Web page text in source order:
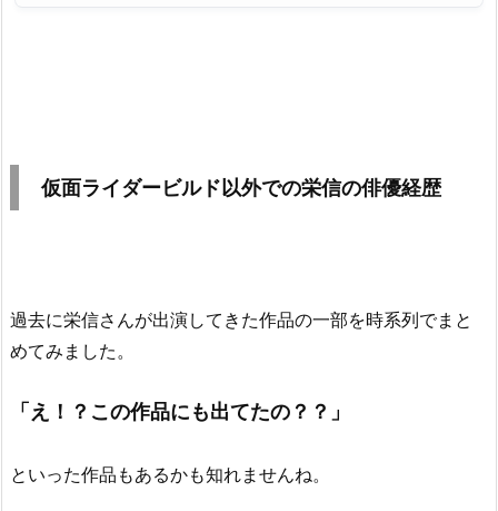
仮面ライダービルド以外での栄信の俳優経歴
過去に栄信さんが出演してきた作品の一部を時系列でまと
めてみました。
「え！？この作品にも出てたの？？」
といった作品もあるかも知れませんね。